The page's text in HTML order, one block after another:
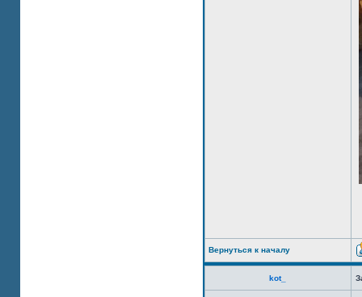
Вернуться к началу
kot_